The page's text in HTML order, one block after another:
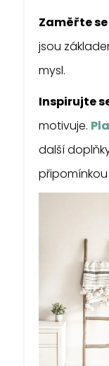
Zaměřte
jsou
mysl.
Inspirujte
motivuje.
další